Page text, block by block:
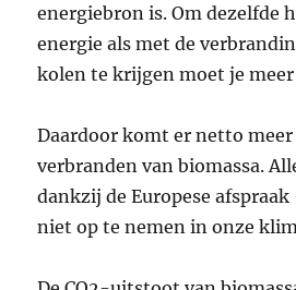
energiebron is. Om dezelfde
energie als met de
kolen te krijgen moet je
Daardoor komt er netto
verbranden van biomassa.
dankzij de Europese
niet op te nemen in onze